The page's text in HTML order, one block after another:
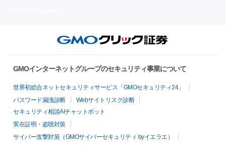
GMOインターネットグループのセキュリティ事業について
世界初総合ネットセキュリティサービス「GMOセキュリティ24」
パスワード漏洩診断
Webサイトリスク診断
セキュリティ相談AIチャットボット
実在証明・盗聴対策
サイバー攻撃対策（GMOサイバーセキュリティ byイエラエ）